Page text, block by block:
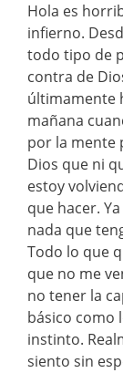
Hola es
infierno.
todo tipo de
contra de
últimamente
mañana
por la mente
Dios que ni
estoy
que hacer.
nada que
Todo lo que
que no me
no tener la
básico como
instinto.
siento sin